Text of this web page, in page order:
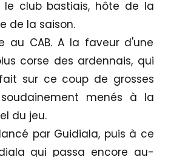
club bastiais, hôte de la
de la saison.
au CAB. A la faveur d'une
corse des ardennais, qui
sur ce coup de grosses
menés à la
du jeu.
par Guidiala, puis à ce
qui passa encore au-